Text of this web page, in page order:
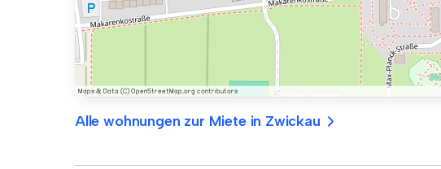
Alle wohnungen zur Miete in Zwickau